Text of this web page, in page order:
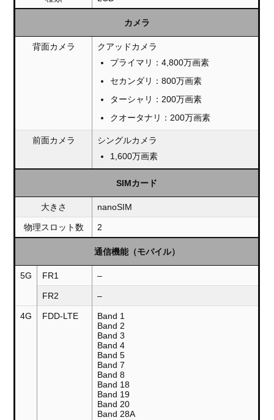
カメラ
背面カメラ
クアッドカメラ
プライマリ：4,800万画素
セカンダリ：800万画素
ターシャリ：200万画素
クオータナリ：200万画素
前面カメラ
シングルカメラ
1,600万画素
SIMカード
大きさ nanoSIM
物理スロット数 2
通信機能（モバイル）
5G FR1 –
FR2 –
4G FDD-LTE
Band 1
Band 2
Band 3
Band 4
Band 5
Band 7
Band 8
Band 18
Band 19
Band 20
Band 28A